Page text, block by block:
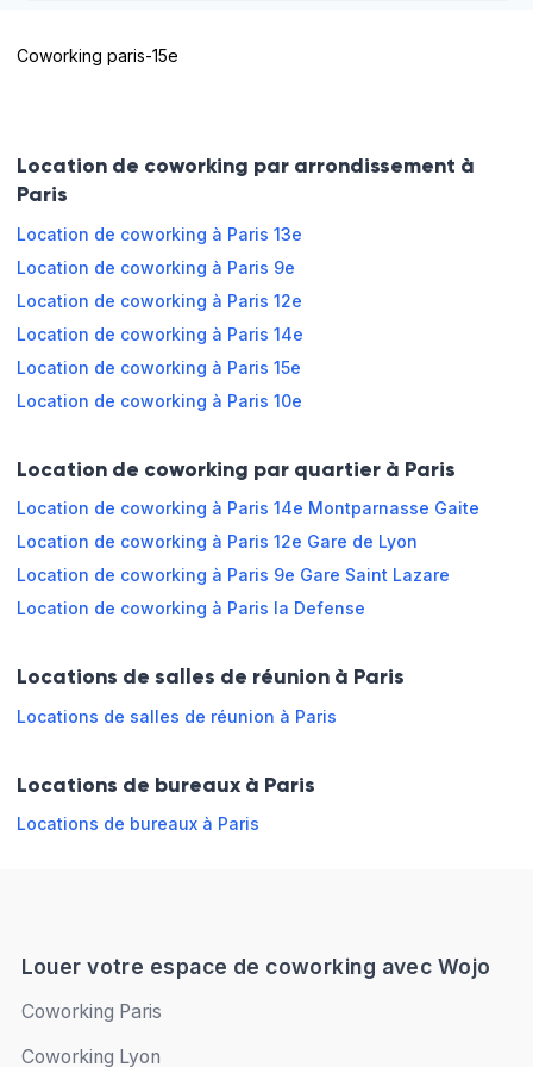
Mercredi
Vendredi 08:00 - 13:00 13:00 - 19:00
Dimanche
Réserver en ligne
Climatisation
pour le
Snack Restauration
Lumière
naturelle
Ambiance
pour la
collaboration
Prises
d'accueil
Horaires d'ouverture
Lundi 09:00 - 13:00 13:00 - 18:00
Mercredi 09:00 - 13:00 13:00 - 18:00
Vendredi 09:00 - 13:00
Coworking paris-15e
Location de coworking par arrondissement à
Paris
Location de coworking à Paris 13e
Location de coworking à Paris 9e
Location de coworking à Paris 12e
Location de coworking à Paris 14e
Location de coworking à Paris 15e
Location de coworking à Paris 10e
Location de coworking par quartier à Paris
Location de coworking à Paris 14e Montparnasse Gaite
Location de coworking à Paris 12e Gare de Lyon
Location de coworking à Paris 9e Gare Saint Lazare
Location de coworking à Paris la Defense
Locations de salles de réunion à Paris
Locations de salles de réunion à Paris
Locations de bureaux à Paris
Locations de bureaux à Paris
Louer votre espace de coworking avec Wojo
Coworking Paris
Coworking Lyon